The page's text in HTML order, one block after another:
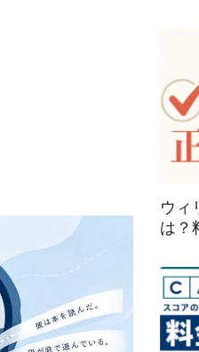
ウィ
は？